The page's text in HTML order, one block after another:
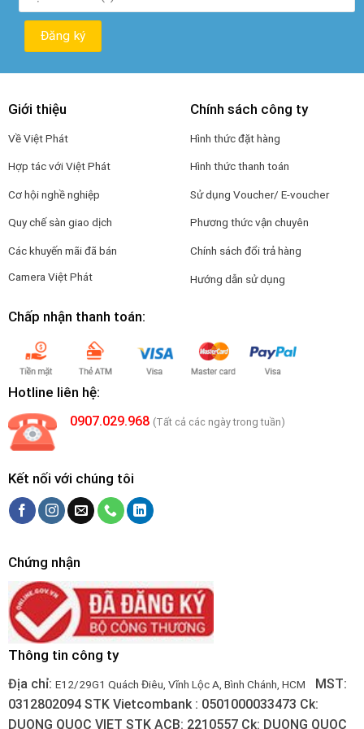
Giới thiệu
Về Việt Phát
Hợp tác với Việt Phát
Cơ hội nghề nghiệp
Quy chế sàn giao dịch
Các khuyến mãi đã bán
Camera Việt Phát
Chính sách công ty
Hình thức đặt hàng
Hình thức thanh toán
Sử dụng Voucher/ E-voucher
Phương thức vận chuyên
Chính sách đổi trả hàng
Hướng dẫn sử dụng
Chấp nhận thanh toán:
Hotline liên hệ:
0907.029.968 (Tất cả các ngày trong tuần)
Kết nối với chúng tôi
Chứng nhận
Thông tin công ty
Địa chỉ: E12/29G1 Quách Điêu, Vĩnh Lộc A, Bình Chánh, HCM
MST:
0312802094 STK Vietcombank : 0501000033473 Ck:
DUONG QUOC VIET STK ACB: 2210557 Ck: DUONG QUOC